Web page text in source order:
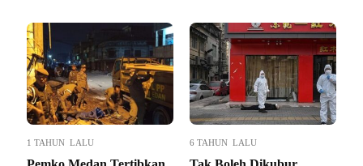
1 TAHUN LALU 6 TAHUN LALU